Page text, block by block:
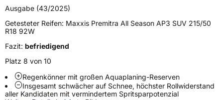
VerwendungGanzjahresreifen
Modellname Premitra All Season AP3 SUV
Fahrzeugart
Weitere Eigenschaften
SchlauchtypTL
Ausgabe (43/2025)
Getesteter Reifen: Maxxis Premitra All Season AP3 SUV 215/50
R18 92W
Fazit: befriedigend
Platz 8 von 10
Regenkönner mit großen Aquaplaning-Reserven
Insgesamt schwächer auf Schnee, höchster Rollwiderstand
aller Kandidaten mit vermindertem Spritsparpotenzial